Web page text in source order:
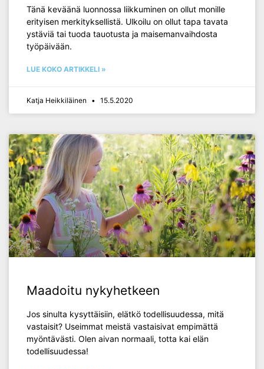
Tänä keväänä luonnossa liikkuminen on ollut monille
erityisen merkityksellistä. Ulkoilu on ollut tapa tavata
ystäviä tai tuoda tauotusta ja maisemanvaihdosta
työpäivään.
LUE KOKO ARTIKKELI »
Katja Heikkiläinen 15.5.2020
Maadoitu nykyhetkeen
Jos sinulta kysyttäisiin, elätkö todellisuudessa, mitä
vastaisit? Useimmat meistä vastaisivat empimättä
myöntävästi. Olen aivan normaali, totta kai elän
todellisuudessa!